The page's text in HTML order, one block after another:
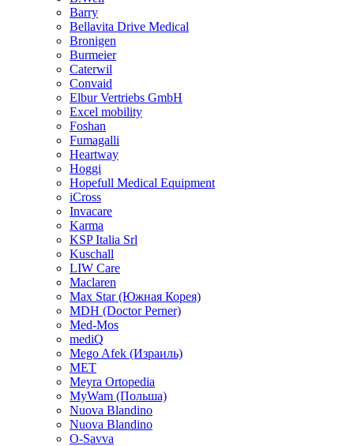
Barry
Bellavita Drive Medical
Bronigen
Burmeier
Caterwil
Convaid
Elbur Vertriebs GmbH
Excel mobility
Foshan
Fumagalli
Heartway
Hoggi
Hopefull Medical Equipment
iCross
Invacare
Karma
KSP Italia Srl
Kuschall
LIW Care
Maclaren
Max Star (Южная Корея)
MDH (Doctor Perner)
Med-Mos
mediQ
Mego Afek (Израиль)
MET
Meyra Ortopedia
MyWam (Польша)
Nuova Blandino
Nuova Blandino
O-Savva